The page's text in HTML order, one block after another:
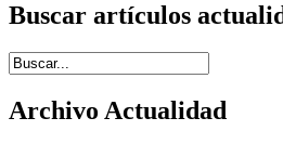
Buscar artículos
Introduce términos de búsqueda
Archivo Actualidad